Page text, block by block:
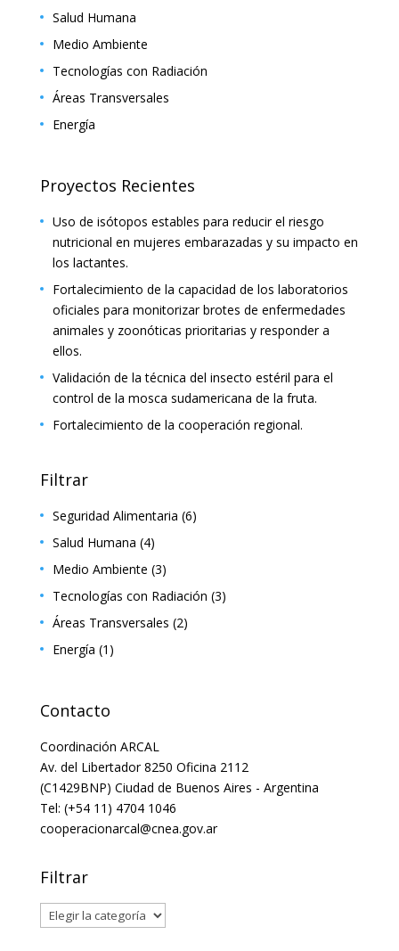
Salud Humana
Medio Ambiente
Tecnologías con Radiación
Áreas Transversales
Energía
Proyectos Recientes
Uso de isótopos estables para reducir el riesgo
nutricional en mujeres embarazadas y su impacto en
los lactantes.
Fortalecimiento de la capacidad de los laboratorios
oficiales para monitorizar brotes de enfermedades
animales y zoonóticas prioritarias y responder a
ellos.
Validación de la técnica del insecto estéril para el
control de la mosca sudamericana de la fruta.
Fortalecimiento de la cooperación regional.
Filtrar
Seguridad Alimentaria (6)
Salud Humana (4)
Medio Ambiente (3)
Tecnologías con Radiación (3)
Áreas Transversales (2)
Energía (1)
Contacto
Coordinación ARCAL
Av. del Libertador 8250 Oficina 2112
(C1429BNP) Ciudad de Buenos Aires - Argentina
Tel: (+54 11) 4704 1046
cooperacionarcal@cnea.gov.ar
Filtrar
Filtrar